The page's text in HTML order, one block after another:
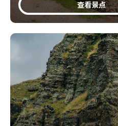
查看景点